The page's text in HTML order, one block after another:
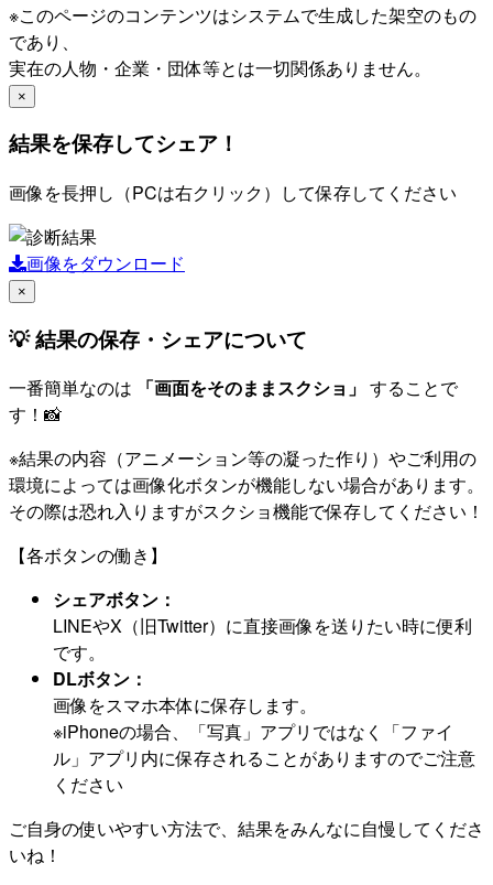
※このページのコンテンツはシステムで生成した架空のもの
であり、
実在の人物・企業・団体等とは一切関係ありません。
×
結果を保存してシェア！
画像を長押し（PCは右クリック）して保存してください
画像をダウンロード
×
💡 結果の保存・シェアについて
一番簡単なのは 「画面をそのままスクショ」 することで
す！📸
※結果の内容（アニメーション等の凝った作り）やご利用の
環境によっては画像化ボタンが機能しない場合があります。
その際は恐れ入りますがスクショ機能で保存してください！
【各ボタンの働き】
シェアボタン：
LINEやX（旧Twitter）に直接画像を送りたい時に便利
です。
DLボタン：
画像をスマホ本体に保存します。
※iPhoneの場合、「写真」アプリではなく「ファイ
ル」アプリ内に保存されることがありますのでご注意
ください
ご自身の使いやすい方法で、結果をみんなに自慢してくださ
いね！